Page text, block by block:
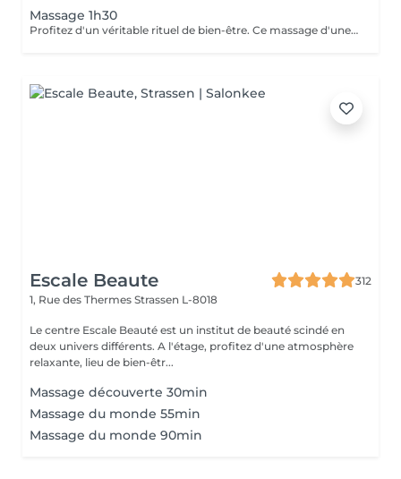
Massage 1h30
Profitez d'un véritable rituel de bien-être. Ce massage d'une heure et demi offre une relaxation intense, soulage les tensions et revitalise le corps et l'esprit. Un moment privilégié pour se ressourcer pleinement et retrouver sérénité et vitalité.
Escale Beaute
312
1, Rue des Thermes Strassen L-8018
Le centre Escale Beauté est un institut de beauté scindé en
deux univers différents. A l'étage, profitez d'une atmosphère
relaxante, lieu de bien-êtr...
Massage découverte 30min
Massage du monde 55min
Massage du monde 90min